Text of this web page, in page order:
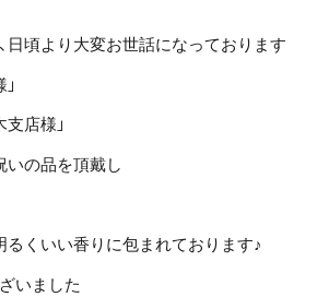
日頃より大変お世話になっております
店様」
いの品を頂戴し
るくいい香りに包まれております♪
いました